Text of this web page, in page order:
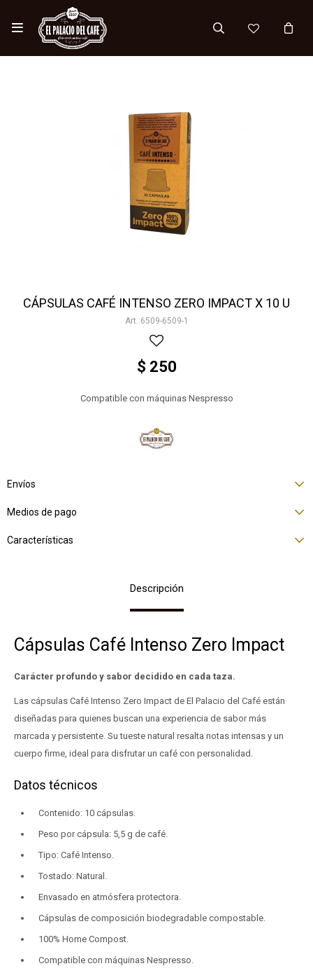

CÁPSULAS CAFÉ INTENSO ZERO IMPACT X 10 U
6509-6509-1
$ 250
Compatible con máquinas Nespresso
Envíos
Medios de pago
Características
Descripción
Cápsulas Café Intenso Zero Impact
Carácter profundo y sabor decidido en cada taza.
Las cápsulas Café Intenso Zero Impact de El Palacio del Café están
diseñadas para quienes buscan una experiencia de sabor más
marcada y persistente. Su tueste natural resalta notas intensas y un
cuerpo firme, ideal para disfrutar un café con personalidad.
Datos técnicos
Contenido: 10 cápsulas.
Peso por cápsula: 5,5 g de café.
Tipo: Café Intenso.
Tostado: Natural.
Envasado en atmósfera protectora.
Cápsulas de composición biodegradable compostable.
100% Home Compost.
Compatible con máquinas Nespresso.